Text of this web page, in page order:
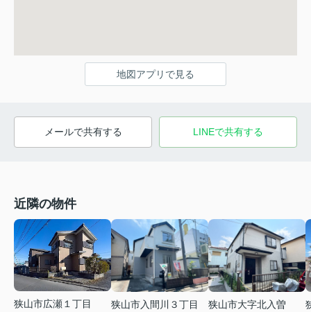
地図アプリで見る
メールで共有する LINEで共有する
近隣の物件
狭山市広瀬１丁目
狭山市入間川３丁目
狭山市大字北入曽